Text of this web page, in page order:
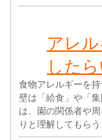
アレ
した
食物アレルギーを
壁は「給食」や「
は、園の関係者や
りと理解してもら